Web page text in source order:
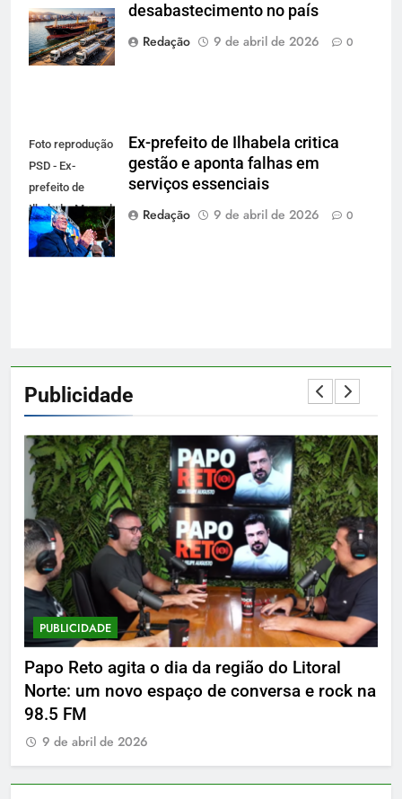
por IA para
reprodução
desabastecimento no país
Redação
9 de abril de 2026 0
Foto reprodução
PSD - Ex-
prefeito de
Ilhabela: Manoel
Marcos de
Jesus Ferreira
Ex-prefeito de Ilhabela critica
gestão e aponta falhas em
serviços essenciais
Redação
9 de abril de 2026 0
Publicidade
PUBLICIDADE
Papo Reto agita o dia da região do Litoral
Norte: um novo espaço de conversa e rock na
98.5 FM
9 de abril de 2026